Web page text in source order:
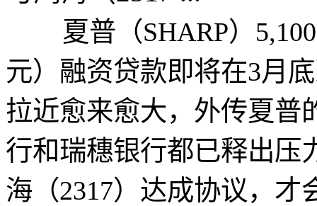
夏普（SHARP）5,100
元）融资贷款即将在3月
拉近愈来愈大，外传夏普
行和瑞穗银行都已释出压
海（2317）达成协议，才